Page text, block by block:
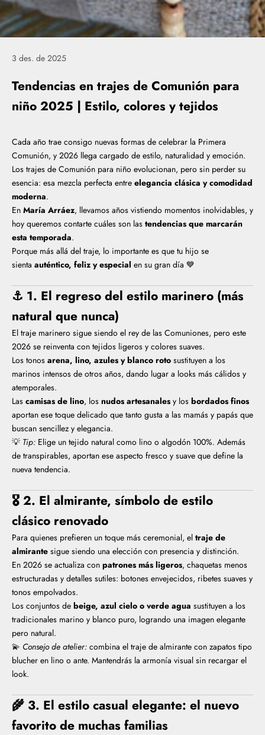
3 des. de 2025
Tendencias en trajes de Comunión para
niño 2025 | Estilo, colores y tejidos
Cada año trae consigo nuevas formas de celebrar la Primera
Comunión, y 2026 llega cargado de estilo, naturalidad y emoción.
Los trajes de Comunión para niño evolucionan, pero sin perder su
esencia: esa mezcla perfecta entre elegancia clásica y comodidad
moderna.
En María Arráez, llevamos años vistiendo momentos inolvidables, y
hoy queremos contarte cuáles son las tendencias que marcarán
esta temporada.
Porque más allá del traje, lo importante es que tu hijo se
sienta auténtico, feliz y especial en su gran día 💙
⚓ 1. El regreso del estilo marinero (más
natural que nunca)
El traje marinero sigue siendo el rey de las Comuniones, pero este
2026 se reinventa con tejidos ligeros y colores suaves.
Los tonos arena, lino, azules y blanco roto sustituyen a los
marinos intensos de otros años, dando lugar a looks más cálidos y
atemporales.
Las camisas de lino, los nudos artesanales y los bordados finos
aportan ese toque delicado que tanto gusta a las mamás y papás que
buscan sencillez y elegancia.
💡 Tip: Elige un tejido natural como lino o algodón 100%. Además
de transpirables, aportan ese aspecto fresco y suave que define la
nueva tendencia.
🎖️ 2. El almirante, símbolo de estilo
clásico renovado
Para quienes prefieren un toque más ceremonial, el traje de
almirante sigue siendo una elección con presencia y distinción.
En 2026 se actualiza con patrones más ligeros, chaquetas menos
estructuradas y detalles sutiles: botones envejecidos, ribetes suaves y
tonos empolvados.
Los conjuntos de beige, azul cielo o verde agua sustituyen a los
tradicionales marino y blanco puro, logrando una imagen elegante
pero natural.
💫 Consejo de atelier: combina el traje de almirante con zapatos tipo
blucher en lino o ante. Mantendrás la armonía visual sin recargar el
look.
🌾 3. El estilo casual elegante: el nuevo
favorito de muchas familias